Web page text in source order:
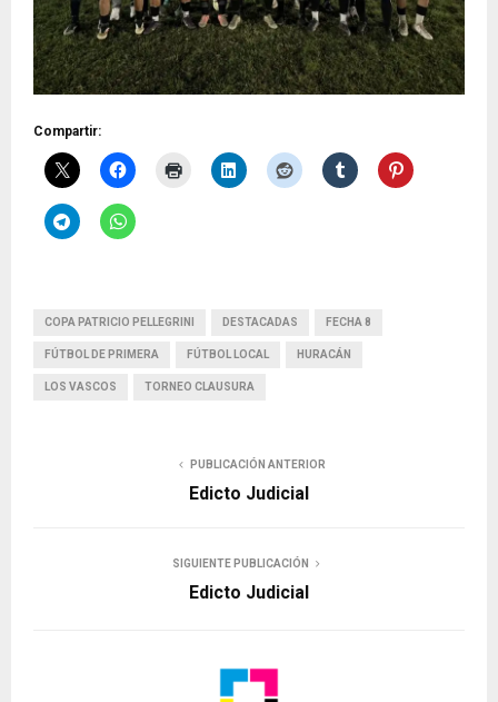
Compartir:
COPA PATRICIO PELLEGRINI DESTACADAS FECHA 8
FÚTBOL DE PRIMERA FÚTBOL LOCAL
PUBLICACIÓN ANTERIOR
SIGUIENTE PUBLICACIÓN